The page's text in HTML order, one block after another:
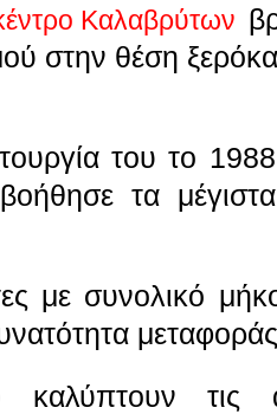
Καλαβρύτων
στην θέση
του το
τα
με συνολικό
καλύπτουν τις